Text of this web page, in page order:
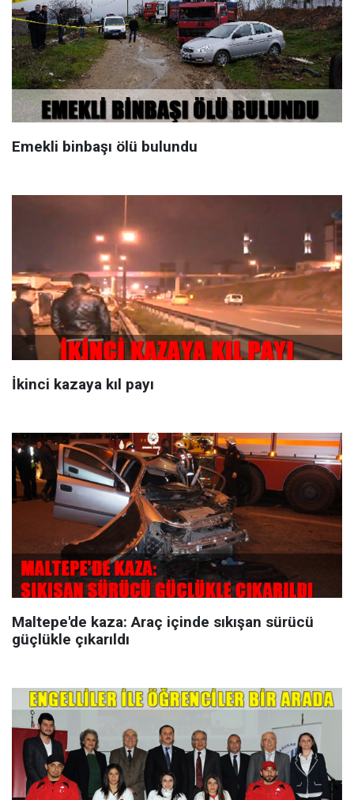
Emekli binbaşı ölü bulundu
İkinci kazaya kıl payı
Maltepe'de kaza: Araç içinde sıkışan sürücü
güçlükle çıkarıldı